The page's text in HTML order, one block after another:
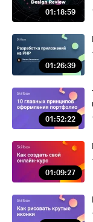
01:18:59
01:26:39
01:52:22
01:09:27